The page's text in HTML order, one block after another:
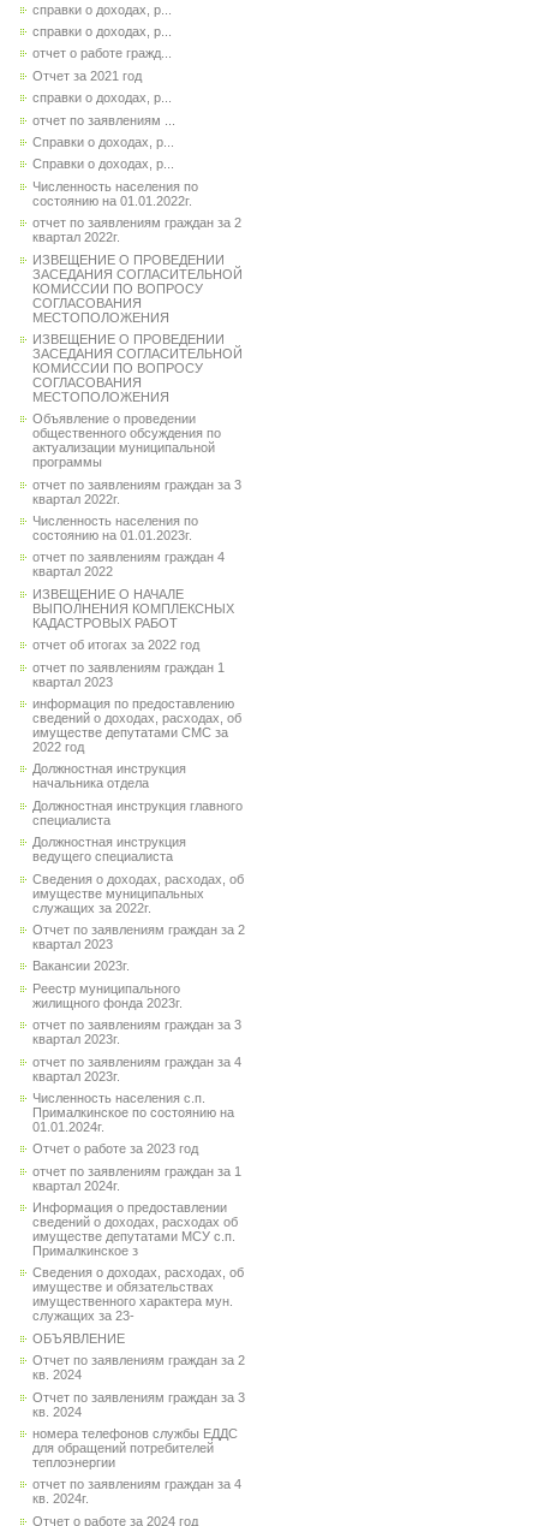
справки о доходах, р...
справки о доходах, р...
отчет о работе гражд...
Отчет за 2021 год
справки о доходах, р...
отчет по заявлениям ...
Справки о доходах, р...
Справки о доходах, р...
Численность населения по
состоянию на 01.01.2022г.
отчет по заявлениям граждан за 2
квартал 2022г.
ИЗВЕЩЕНИЕ О ПРОВЕДЕНИИ
ЗАСЕДАНИЯ СОГЛАСИТЕЛЬНОЙ
КОМИССИИ ПО ВОПРОСУ
СОГЛАСОВАНИЯ
МЕСТОПОЛОЖЕНИЯ
ИЗВЕЩЕНИЕ О ПРОВЕДЕНИИ
ЗАСЕДАНИЯ СОГЛАСИТЕЛЬНОЙ
КОМИССИИ ПО ВОПРОСУ
СОГЛАСОВАНИЯ
МЕСТОПОЛОЖЕНИЯ
Объявление о проведении
общественного обсуждения по
актуализации муниципальной
программы
отчет по заявлениям граждан за 3
квартал 2022г.
Численность населения по
состоянию на 01.01.2023г.
отчет по заявлениям граждан 4
квартал 2022
ИЗВЕЩЕНИЕ О НАЧАЛЕ
ВЫПОЛНЕНИЯ КОМПЛЕКСНЫХ
КАДАСТРОВЫХ РАБОТ
отчет об итогах за 2022 год
отчет по заявлениям граждан 1
квартал 2023
информация по предоставлению
сведений о доходах, расходах, об
имуществе депутатами СМС за
2022 год
Должностная инструкция
начальника отдела
Должностная инструкция главного
специалиста
Должностная инструкция
ведущего специалиста
Сведения о доходах, расходах, об
имуществе муниципальных
служащих за 2022г.
Отчет по заявлениям граждан за 2
квартал 2023
Вакансии 2023г.
Реестр муниципального
жилищного фонда 2023г.
отчет по заявлениям граждан за 3
квартал 2023г.
отчет по заявлениям граждан за 4
квартал 2023г.
Численность населения с.п.
Прималкинское по состоянию на
01.01.2024г.
Отчет о работе за 2023 год
отчет по заявлениям граждан за 1
квартал 2024г.
Информация о предоставлении
сведений о доходах, расходах об
имуществе депутатами МСУ с.п.
Прималкинское з
Сведения о доходах, расходах, об
имуществе и обязательствах
имущественного характера мун.
служащих за 23-
ОБЪЯВЛЕНИЕ
Отчет по заявлениям граждан за 2
кв. 2024
Отчет по заявлениям граждан за 3
кв. 2024
номера телефонов службы ЕДДС
для обращений потребителей
теплоэнергии
отчет по заявлениям граждан за 4
кв. 2024г.
Отчет о работе за 2024 год